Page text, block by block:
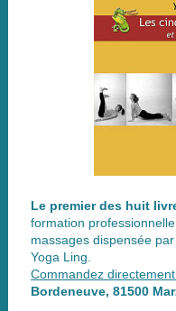
Le premier des huit
formation
massages dispensée
Yoga Ling.
Commandez
Bordeneuve, 81500